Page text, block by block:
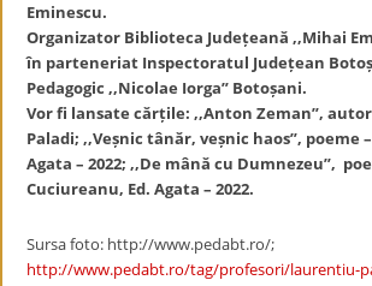
Eminescu.
Organizator Biblioteca Județeană ,,Mihai
în parteneriat Inspectoratul Județean
Pedagogic ,,Nicolae Iorga” Botoșani.
Vor fi lansate cărțile: ,,Anton Zeman”,
Paladi; ,,Veșnic tânăr, veșnic haos”, poeme
Agata – 2022; ,,De mână cu Dumnezeu”,
Cuciureanu, Ed. Agata – 2022.
Sursa foto: http://www.pedabt.ro/;
http://www.pedabt.ro/tag/profesori/laurentiu-